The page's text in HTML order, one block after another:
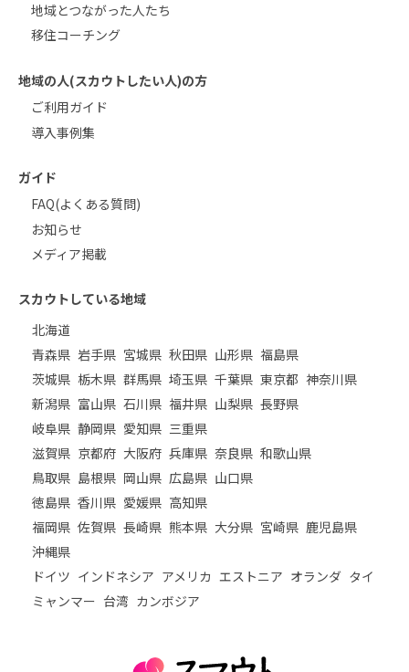
地域とつながった人たち
移住コーチング
地域の人(スカウトしたい人)の方
ご利用ガイド
導入事例集
ガイド
FAQ(よくある質問)
お知らせ
メディア掲載
スカウトしている地域
北海道
青森県 岩手県 宮城県 秋田県 山形県 福島県
茨城県 栃木県 群馬県 埼玉県 千葉県 東京都 神奈川県
新潟県 富山県 石川県 福井県 山梨県 長野県
岐阜県 静岡県 愛知県 三重県
滋賀県 京都府 大阪府 兵庫県 奈良県 和歌山県
鳥取県 島根県 岡山県 広島県 山口県
徳島県 香川県 愛媛県 高知県
福岡県 佐賀県 長崎県 熊本県 大分県 宮崎県 鹿児島県
沖縄県
ドイツ インドネシア アメリカ エストニア オランダ タイ
ミャンマー 台湾 カンボジア